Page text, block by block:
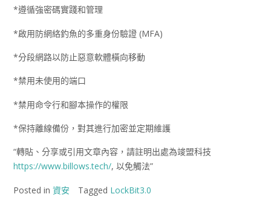
*遵循強密碼實踐和管理
*啟用防網絡釣魚的多重身份驗證 (MFA)
*分段網路以防止惡意軟體橫向移動
*禁用未使用的端口
*禁用命令行和腳本操作的權限
*保持離線備份，對其進行加密並定期維護
“轉貼、分享或引用文章內容，請註明出處為竣盟科技
https://www.billows.tech/, 以免觸法”
Posted in 資安 Tagged LockBit3.0